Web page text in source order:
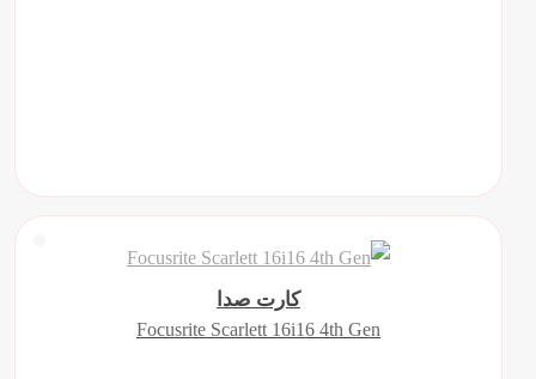
کارت صدا
Focusrite Scarlett 16i16 4th Gen